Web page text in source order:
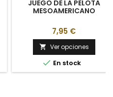
JUEGO DE LA PELOTA
MESOAMERICANO
7,95 €
 Ver opciones
 En stock